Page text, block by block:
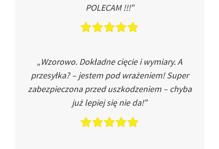
POLECAM !!!”
„Wzorowo. Dokładne cięcie i wymiary. A
przesyłka? – jestem pod wrażeniem! Super
zabezpieczona przed uszkodzeniem – chyba
już lepiej się nie da!”